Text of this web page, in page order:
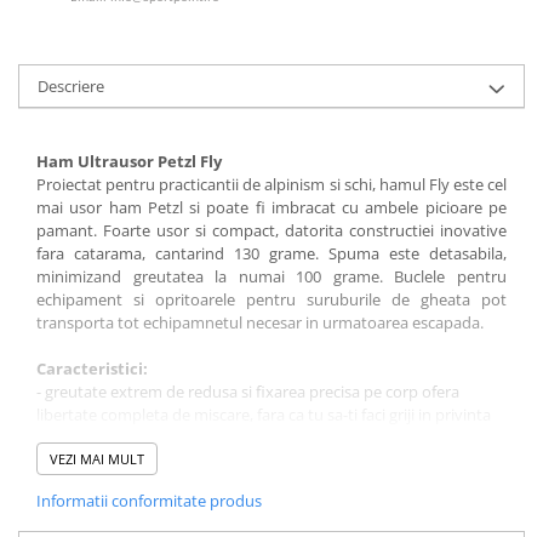
Descriere
Ham Ultrausor Petzl Fly
Proiectat pentru practicantii de alpinism si schi, hamul Fly este cel
mai usor ham Petzl si poate fi imbracat cu ambele picioare pe
pamant. Foarte usor si compact, datorita constructiei inovative
fara catarama, cantarind 130 grame. Spuma este detasabila,
minimizand greutatea la numai 100 grame. Buclele pentru
echipament si opritoarele pentru suruburile de gheata pot
transporta tot echipamnetul necesar in urmatoarea escapada.
Caracteristici:
- greutate extrem de redusa si fixarea precisa pe corp ofera
- catarama este inlocuita de un sistem mai usor de inchidere
reduce volumul
- tehnologia Fuseframe, ce consta in spuma detasabila, pentru
VEZI MAI MULT
Informatii conformitate produs